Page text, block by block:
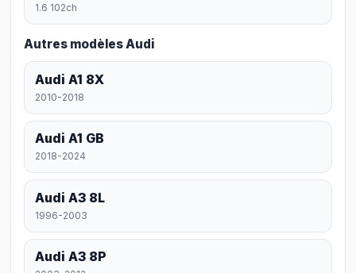
1.6 102ch
Autres modèles Audi
Audi A1 8X
2010-2018
Audi A1 GB
2018-2024
Audi A3 8L
1996-2003
Audi A3 8P